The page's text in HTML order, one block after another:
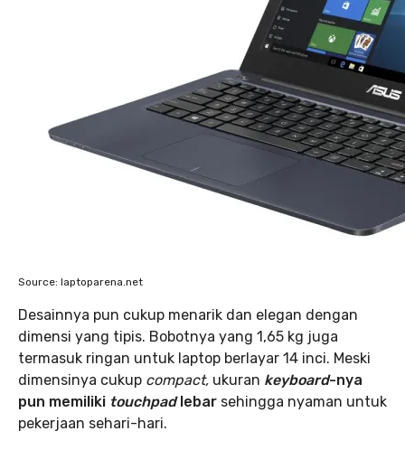
Source: laptoparena.net
Desainnya pun cukup menarik dan elegan dengan
dimensi yang tipis. Bobotnya yang 1,65 kg juga
termasuk ringan untuk laptop berlayar 14 inci. Meski
dimensinya cukup compact, ukuran keyboard-nya
pun memiliki touchpadlebar sehingga nyaman untuk
pekerjaan sehari-hari.